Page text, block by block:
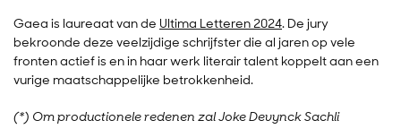
Gaea is laureaat van de Ultima Letteren 2024. De jury
bekroonde deze veelzijdige schrijfster die al jaren op vele
fronten actief is en in haar werk literair talent koppelt aan een
vurige maatschappelijke betrokkenheid.
(*) Om productionele redenen zal Joke Devynck Sachli